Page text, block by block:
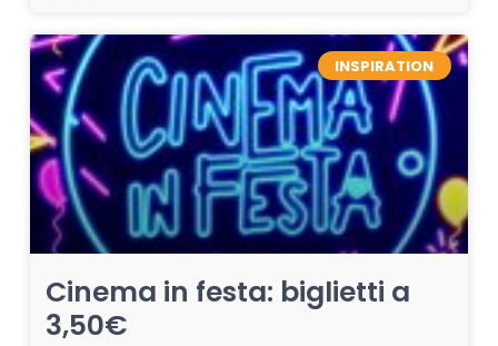
INSPIRATION
Cinema in festa: biglietti a
3,50€